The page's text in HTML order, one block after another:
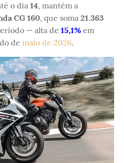
o dia 14, mantém a
CG 160, que soma 21.363
— alta de 15,1% em
de maio de 2026.